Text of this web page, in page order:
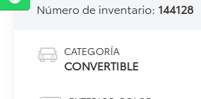
Número de inventario: 144128
CATEGORÍA
CONVERTIBLE